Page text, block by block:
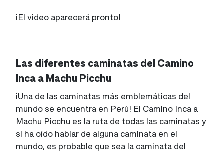
¡El video aparecerá pronto!
Las diferentes caminatas del Camino
Inca a Machu Picchu
¡Una de las caminatas más emblemáticas del
mundo se encuentra en Perú! El Camino Inca a
Machu Picchu es la ruta de todas las caminatas y
si ha oído hablar de alguna caminata en el
mundo, es probable que sea la caminata del